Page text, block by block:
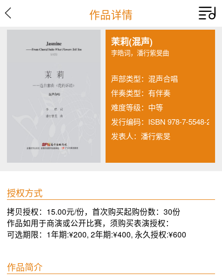
作品详情
茉莉(混声)
李皓词，潘行紫旻曲
声部类型：混声合唱
伴奏类型：有伴奏
难度等级： 中等
发行编码： ISBN 978-7-5548-
发表人：潘行紫旻
授权方式
拷贝授权：15.00元/份，首次购买起购份数：30份
作品如用于商演或公开比赛，须购买表演授权：
可选期限：1年期:¥200, 2年期:¥400, 永久授权:¥600
作品简介